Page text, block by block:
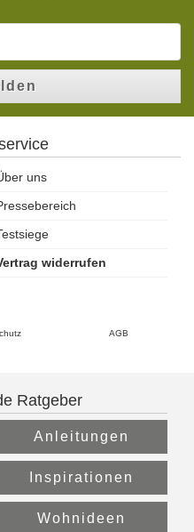
uns
widerrufen
AGB
Ratgeber
Anleitungen
Inspirationen
Wohnideen